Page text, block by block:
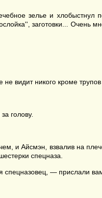
зелье и хлобыстнул
заготовки... Очень
видит никого кроме
голову.
и Айсмэн, взвалив на
спецназа.
спецназовец, — прислали